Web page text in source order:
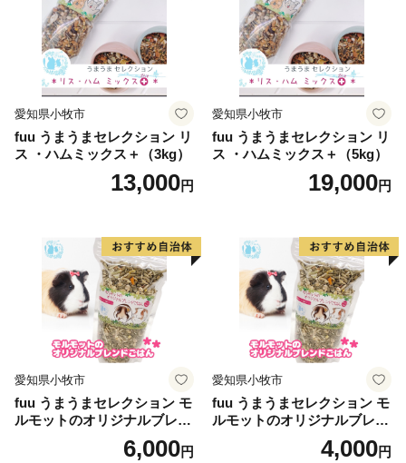
愛知県小牧市
fuu うまうまセレクション リ
ス ・ハムミックス＋（3kg）
13,000円
愛知県小牧市
fuu うまうまセレクション リ
ス ・ハムミックス＋（5kg）
19,000円
愛知県小牧市
fuu うまうまセレクション モ
ルモットのオリジナルブレン
6,000円
愛知県小牧市
fuu うまうまセレクション モ
ルモットのオリジナルブレン
4,000円